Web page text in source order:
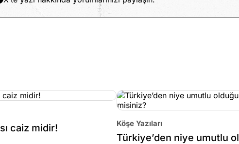
caiz midir! Köşe Yazıları
Türkiye’den niye umutlu